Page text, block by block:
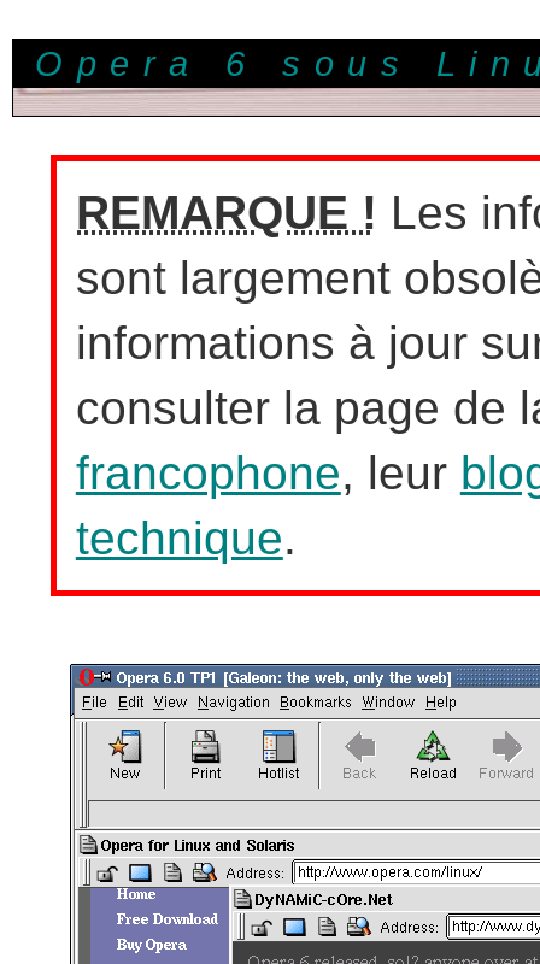
Opera 6 sous
REMARQUE ! Les
sont largement
informations à jour
consulter la page de
francophone, leur
technique.